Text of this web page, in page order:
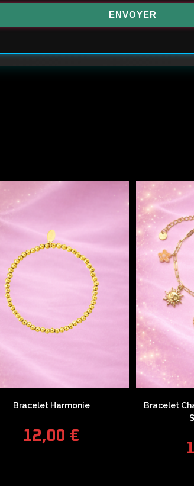
ENVOYER
Bracelet Harmonie
12,00 €
Bracelet